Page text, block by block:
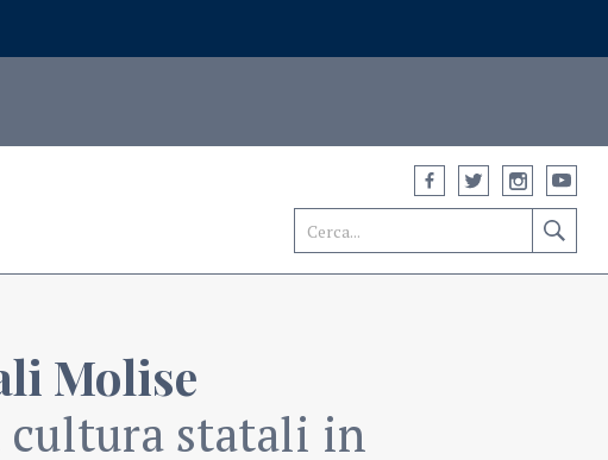
Molise
cultura statali in